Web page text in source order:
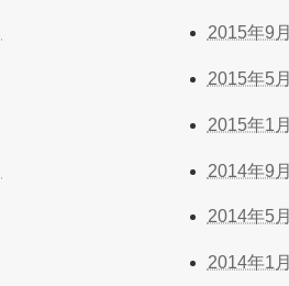
2015年9月
2015年5月
2015年1月
2014年9月
2014年5月
2014年1月